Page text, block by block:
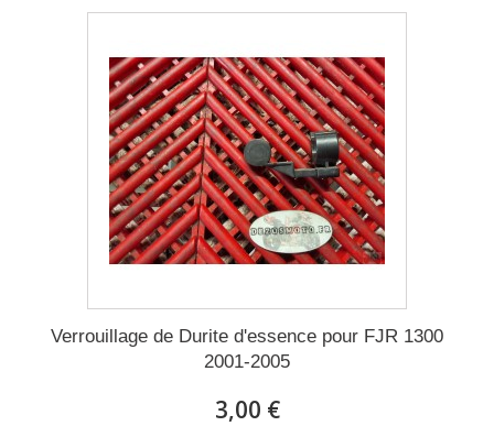
Verrouillage de Durite d'essence pour FJR 1300
2001-2005
3,00 €